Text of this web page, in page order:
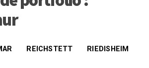
REICHSTETT RIEDISHEIM